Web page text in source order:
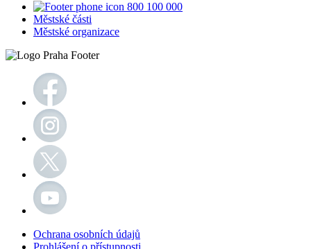
800 100 000
Městské části
Městské organizace
Ochrana osobních údajů